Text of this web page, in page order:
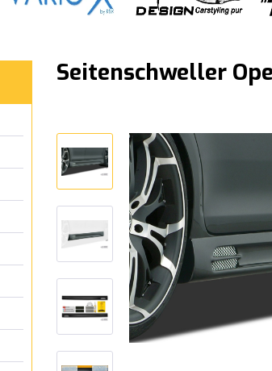
Seitenschweller